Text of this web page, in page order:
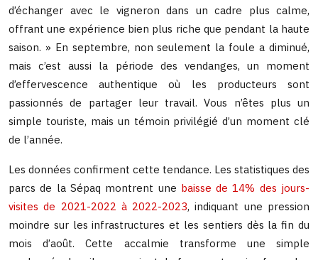
d’échanger avec le vigneron dans un cadre plus calme,
offrant une expérience bien plus riche que pendant la haute
saison. » En septembre, non seulement la foule a diminué,
mais c’est aussi la période des vendanges, un moment
d’effervescence authentique où les producteurs sont
passionnés de partager leur travail. Vous n’êtes plus un
simple touriste, mais un témoin privilégié d’un moment clé
de l’année.
Les données confirment cette tendance. Les statistiques des
parcs de la Sépaq montrent une baisse de 14% des jours-
visites de 2021-2022 à 2022-2023, indiquant une pression
moindre sur les infrastructures et les sentiers dès la fin du
mois d’août. Cette accalmie transforme une simple